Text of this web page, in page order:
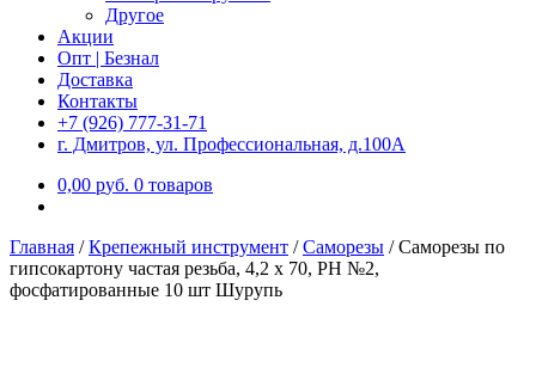
Другое
Акции
Опт | Безнал
Доставка
Контакты
+7 (926) 777-31-71
г. Дмитров, ул. Профессиональная, д.100А
0,00 руб. 0 товаров
Главная /Крепежный инструмент /Саморезы /Саморезы по
гипсокартону частая резьба, 4,2 х 70, PH №2,
фосфатированные 10 шт Шурупь